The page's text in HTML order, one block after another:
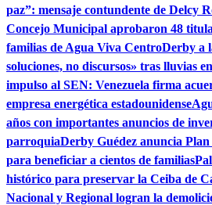
paz”: mensaje contundente de Delcy
Concejo Municipal aprobaron 48
familias de Agua Viva CentroDerby a
soluciones, no discursos» tras lluvias
impulso al SEN: Venezuela firma
empresa energética estadounidense
años con importantes anuncios de
parroquiaDerby Guédez anuncia
para beneficiar a cientos de familias
histórico para preservar la Ceiba de
Nacional y Regional logran la